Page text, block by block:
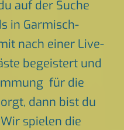
auf der Suche
in Garmisch-
nach einer Live-
begeistert und
für die
dann bist du
spielen die